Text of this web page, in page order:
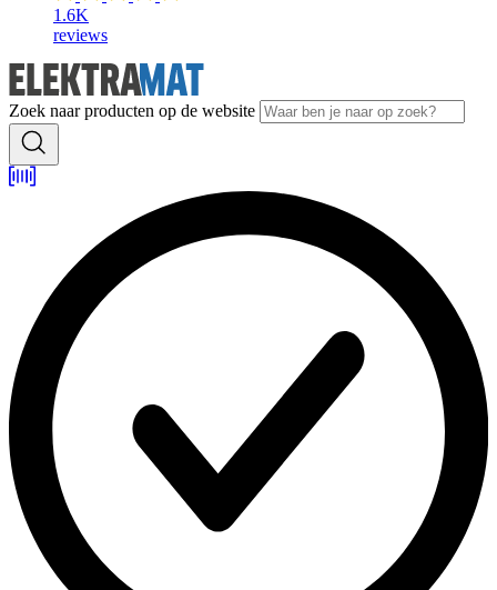
1.6K
reviews
Zoek naar producten op de website